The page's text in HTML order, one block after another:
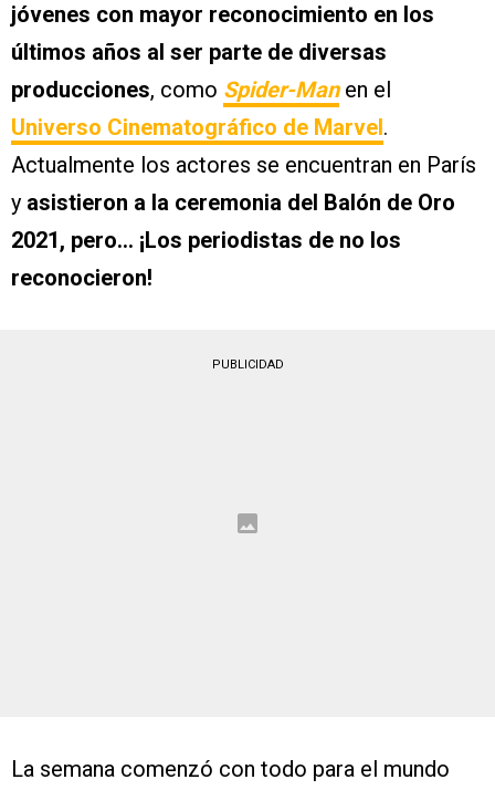
jóvenes con mayor reconocimiento en los
últimos años al ser parte de diversas
producciones, como Spider-Manen el
Universo Cinematográfico de Marvel .
Actualmente los actores se encuentran en París
y asistieron a la ceremonia del Balón de Oro
2021, pero… ¡Los periodistas de no los
reconocieron!
PUBLICIDAD
La semana comenzó con todo para el mundo